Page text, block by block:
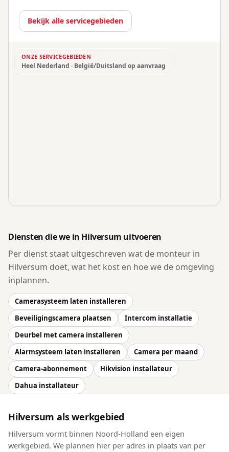
Bekijk alle servicegebieden
ONZE SERVICEGEBIEDEN
Heel Nederland · België/Duitsland op aanvraag
Diensten die we in Hilversum uitvoeren
Per dienst staat uitgeschreven wat de monteur in
Hilversum doet, wat het kost en hoe we de omgeving
inplannen.
Camerasysteem laten installeren
Beveiligingscamera plaatsen
Intercom installatie
Deurbel met camera installeren
Alarmsysteem laten installeren
Camera per maand
Camera-abonnement
Hikvision installateur
Dahua installateur
Hilversum als werkgebied
Hilversum vormt binnen Noord-Holland een eigen
werkgebied. We plannen hier per adres in plaats van per